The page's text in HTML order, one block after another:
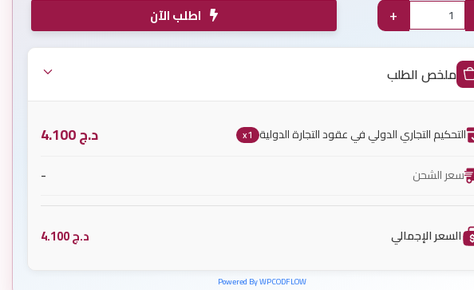
+ اطلب الآن
ملخص الطلب
التحكيم التجاري الدولي في عقود التجارة الدولية x1 د.ج
سعر الشحن -
السعر الإجمالي د.ج
Powered By WPCODFLOW